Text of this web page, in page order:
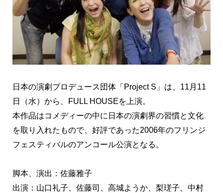
日本の演劇プロデュース団体「Project S」は、11月11
日（水）から、FULL HOUSEを上演。
本作品はコメディーの中に日本の演劇界の習慣と文化
を取り入れたもので、好評であった2006年のフリンジ
フェスティバルのアンコール公演となる。
脚本、演出：佐藤雅子
出演：山口礼子、佐藤司、高城ようか、梨瑳子、中村